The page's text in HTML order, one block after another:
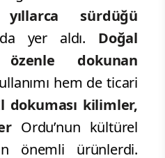
sürdüğü
yer aldı. Doğal
özenle dokunan
hem de ticari
dokuması kilimler,
Ordu’nun kültürel
önemli ürünlerdi.